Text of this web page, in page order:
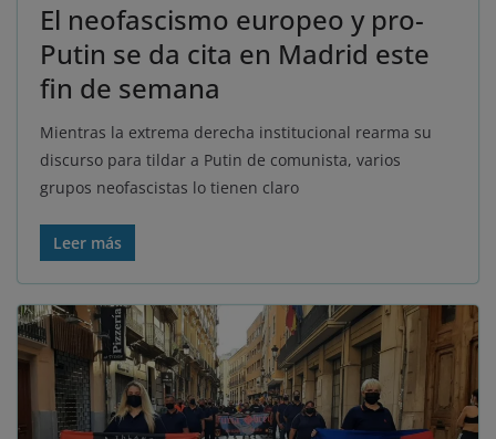
El neofascismo europeo y pro-
Putin se da cita en Madrid este
fin de semana
Mientras la extrema derecha institucional rearma su
discurso para tildar a Putin de comunista, varios
grupos neofascistas lo tienen claro
Leer más